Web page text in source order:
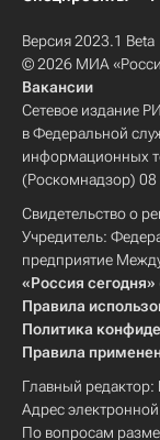
Версия 2023.1 Beta
© 2026 МИА
Вакансии
Сетевое издание
в Федеральной
информационных
(Роскомнадзор) 08
Свидетельство о
Учредитель:
предприятие
«Россия сегодня»
Правила
Политика
Правила
Главный редактор:
Адрес
По вопросам